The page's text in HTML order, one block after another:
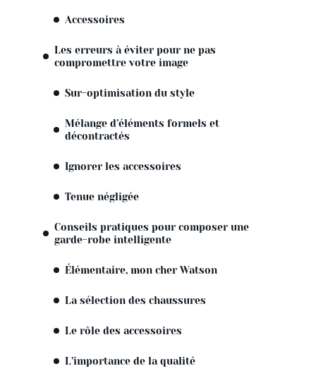
Accessoires
Les erreurs à éviter pour ne pas
compromettre votre image
Sur-optimisation du style
Mélange d’éléments formels et
décontractés
Ignorer les accessoires
Tenue négligée
Conseils pratiques pour composer une
garde-robe intelligente
Élémentaire, mon cher Watson
La sélection des chaussures
Le rôle des accessoires
L’importance de la qualité